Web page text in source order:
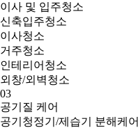
이사 및 입주청소
신축입주청소
이사청소
거주청소
인테리어청소
외창/외벽청소
03
공기질 케어
공기청정기/제습기 분해케어